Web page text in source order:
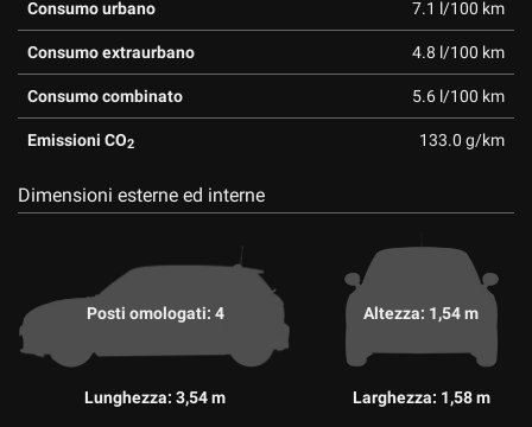
Consumo urbano 7.1 l/100 km
Consumo extraurbano 4.8 l/100 km
Consumo combinato 5.6 l/100 km
Emissioni CO2 133.0 g/km
Dimensioni esterne ed interne
Posti omologati: 4
Lunghezza: 3,54 m
Altezza: 1,54 m
Larghezza: 1,58 m